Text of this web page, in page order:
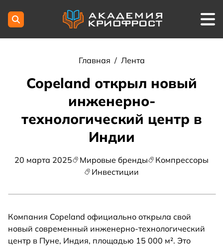
Главная / Лента
Copeland открыл новый
инженерно-
технологический центр в
Индии
20 марта 2025 Мировые бренды
Компрессоры
Инвестиции
Компания Copeland официально открыла свой
новый современный инженерно-технологический
центр в Пуне, Индия, площадью 15 000 м². Это